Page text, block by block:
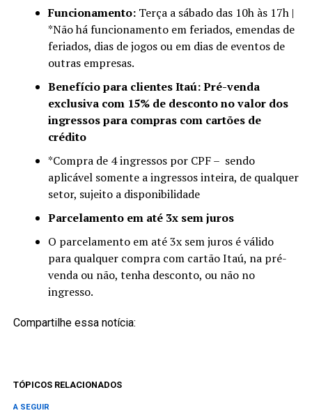
Funcionamento: Terça a sábado das 10h às 17h |
*Não há funcionamento em feriados, emendas de
feriados, dias de jogos ou em dias de eventos de
outras empresas.
Benefício para clientes Itaú: Pré-venda
exclusiva com 15% de desconto no valor dos
ingressos para compras com cartões de
crédito
*Compra de 4 ingressos por CPF – sendo
aplicável somente a ingressos inteira, de qualquer
setor, sujeito a disponibilidade
Parcelamento em até 3x sem juros
O parcelamento em até 3x sem juros é válido
para qualquer compra com cartão Itaú, na pré-
venda ou não, tenha desconto, ou não no
ingresso.
Compartilhe essa notícia:
TÓPICOS RELACIONADOS
A SEGUIR